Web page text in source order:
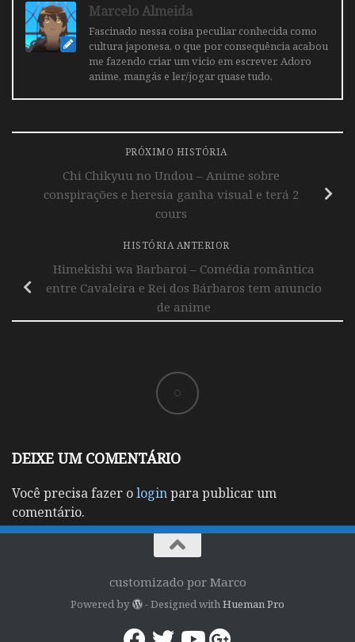
Marcelo Almeida
Fascinado nessa coisa peculiar conhecida como
cultura japonesa, o que por consequência acabou
me fazendo criar um vicio em escrever. Adoro
anime, mangás e ler/jogar quase tudo.
PRÓXIMO HISTÓRIA
Chi Chikyuu no Undou – Anime sobre
conspirações e heresia ganha visual e terá 2
cours
HISTÓRIA ANTERIOR
Himekishi wa Barbaroi – Comédia romântica
entre Cavaleira e Rei dos Bárbaros tem anuncio
de anime
DEIXE UM COMENTÁRIO
Você precisa fazer ologinpara publicar um
comentário.
customizado por Marco
Powered by - Designed withHueman Pro